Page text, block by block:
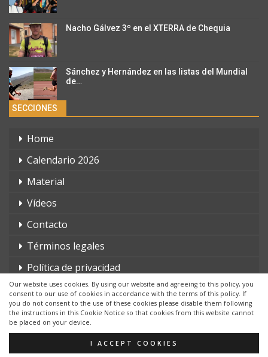
Our website uses cookies. By using our website and agreeing to this policy, you
consent to our use of cookies in accordance with the terms of this policy. If
you do not consent to the use of these cookies please disable them following
the instructions in this Cookie Notice so that cookies from this website cannot
be placed on your device.
I ACCEPT COOKIES
Nacho Gálvez 3º en el XTERRA de Chequia
Sánchez y Hernández en las listas del Mundial
de…
SECCIONES
Home
Calendario 2026
Material
Vídeos
Contacto
Términos legales
Política de privacidad
© 2026 - triatlonchannel.com. Todos los derechos reservados.
Página web creada por:Whyaweb.es